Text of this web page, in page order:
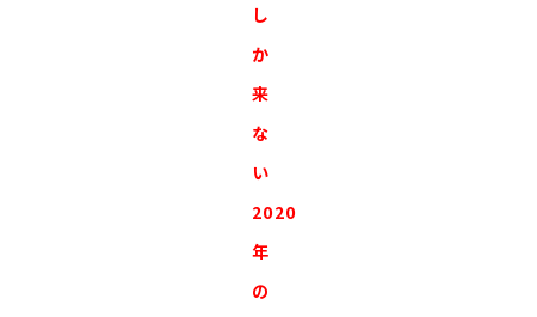
し
か
来
な
い
2020
年
の